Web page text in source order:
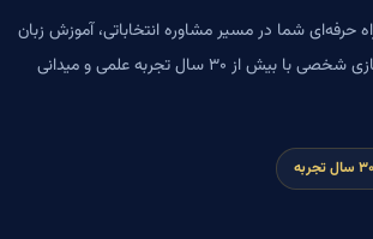
حرفه‌ای شما در مسیر مشاوره انتخاباتی، آموزش زبان
بدن، فنون مذاکره و برندسازی شخصی با بیش از ۳۰ سال تجربه علمی و میدانی